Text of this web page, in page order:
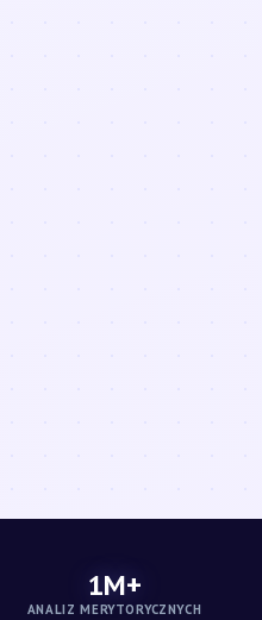
1M+
ANALIZ MERYTORYCZNYCH